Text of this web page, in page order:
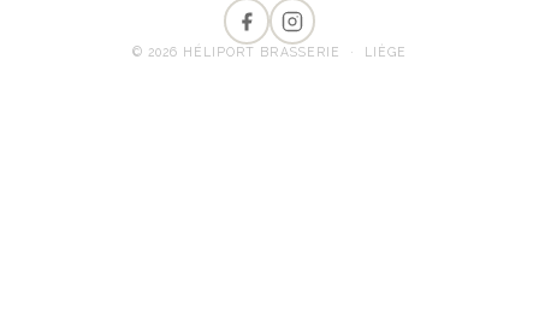
© 2026 HÉLIPORT BRASSERIE · LIÈGE